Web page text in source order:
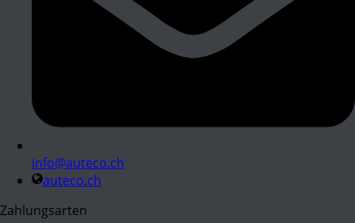
info@auteco.ch
auteco.ch
Zahlungsarten